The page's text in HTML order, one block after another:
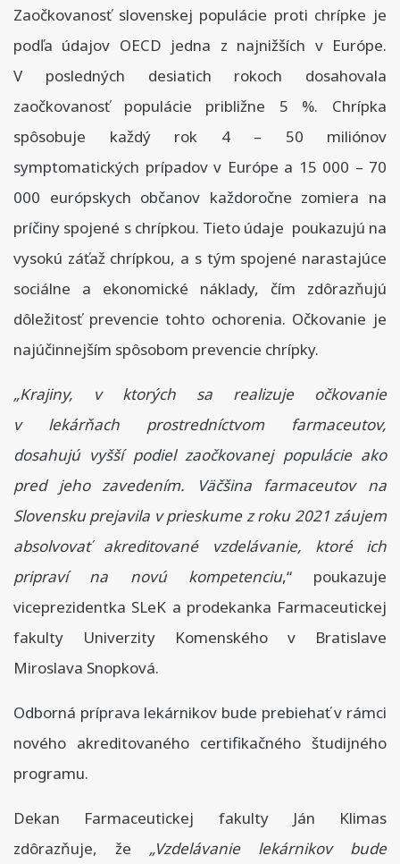
Zaočkovanosť slovenskej populácie proti chrípke je
podľa údajov OECD jedna z najnižších v Európe.
V posledných desiatich rokoch dosahovala
zaočkovanosť populácie približne 5 %. Chrípka
spôsobuje každý rok 4 – 50 miliónov
symptomatických prípadov v Európe a 15 000 – 70
000 európskych občanov každoročne zomiera na
príčiny spojené s chrípkou. Tieto údaje poukazujú na
vysokú záťaž chrípkou, a s tým spojené narastajúce
sociálne a ekonomické náklady, čím zdôrazňujú
dôležitosť prevencie tohto ochorenia. Očkovanie je
najúčinnejším spôsobom prevencie chrípky.
„Krajiny, v ktorých sa realizuje očkovanie
v lekárňach prostredníctvom farmaceutov,
dosahujú vyšší podiel zaočkovanej populácie ako
pred jeho zavedením. Väčšina farmaceutov na
Slovensku prejavila v prieskume z roku 2021 záujem
absolvovať akreditované vzdelávanie, ktoré ich
pripraví na novú kompetenciu,“ poukazuje
viceprezidentka SLeK a prodekanka Farmaceutickej
fakulty Univerzity Komenského v Bratislave
Miroslava Snopková.
Odborná príprava lekárnikov bude prebiehať v rámci
nového akreditovaného certifikačného študijného
programu.
Dekan Farmaceutickej fakulty Ján Klimas
zdôrazňuje, že „Vzdelávanie lekárnikov bude